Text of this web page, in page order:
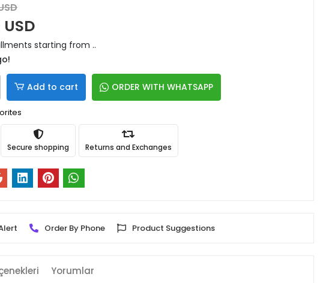
USD
starting from ..
Add to cart ORDER WITH WHATSAPP
Secure shopping Returns and Exchanges
Order By Phone Product Suggestions
Yorumlar